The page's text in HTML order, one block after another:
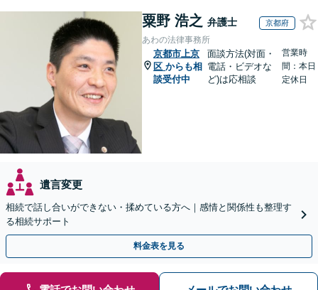
粟野 浩之 弁護士 京都府
あわの法律事務所
京都市上京
区 からも相
談受付中
面談方法(対面・
電話・ビデオな
ど)は応相談
営業時
間：本日
定休日
遺言変更
相続で話し合いができない・揉めている方へ｜感情と関係性も整理す
る相続サポート
料金表を見る